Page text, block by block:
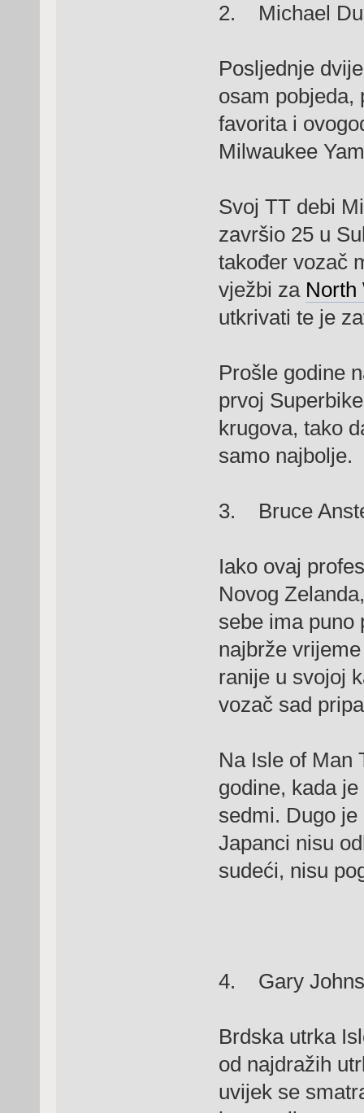
2. Michael
Posljednje
osam pobjeda,
favorita i
Milwaukee
Svoj TT debi
završio 25 u
također vozač
vježbi za North
utkrivati te je
Prošle godine
prvoj
krugova, tako
samo najbolje.
3. Bruce
Iako ovaj
Novog
sebe ima puno
najbrže
ranije u svojoj
vozač sad
Na Isle of Man
godine, kada
sedmi. Dugo
Japanci nisu
sudeći, nisu
4. Gary
Brdska utrka
od najdražih
uvijek se